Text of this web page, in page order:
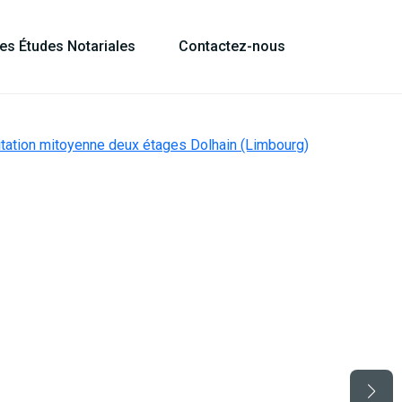
Études Notariales Contactez-nous